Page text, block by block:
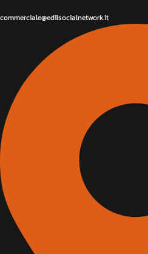
commerciale@edilsocialnetwork.it